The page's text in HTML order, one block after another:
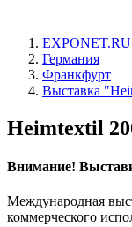
EXPONET.RU
Германия
Франкфурт
Выставка
Heimtextil
Внимание!
Международная
коммерческого